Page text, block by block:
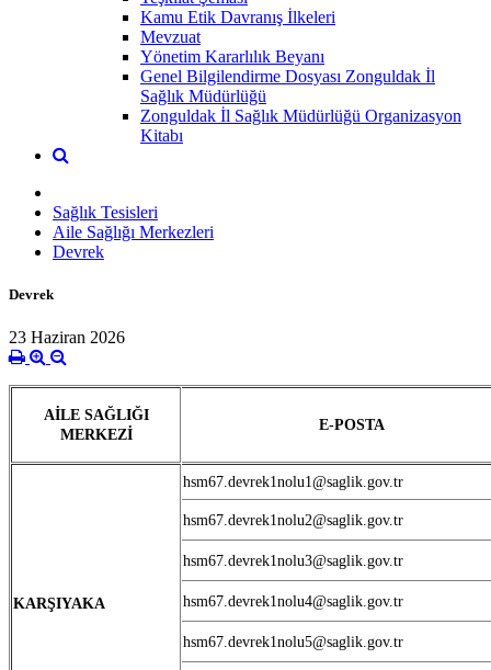
Kamu Etik Davranış İlkeleri
Mevzuat
Yönetim Kararlılık Beyanı
Genel Bilgilendirme Dosyası Zonguldak İl
Sağlık Müdürlüğü
Zonguldak İl Sağlık Müdürlüğü Organizasyon
Kitabı
Sağlık Tesisleri
Aile Sağlığı Merkezleri
Devrek
Devrek
23 Haziran 2026
AİLE SAĞLIĞI
MERKEZİ
E-POSTA
KARŞIYAKA
hsm67.devrek1nolu1@saglik.gov.tr
hsm67.devrek1nolu2@saglik.gov.tr
hsm67.devrek1nolu3@saglik.gov.tr
hsm67.devrek1nolu4@saglik.gov.tr
hsm67.devrek1nolu5@saglik.gov.tr